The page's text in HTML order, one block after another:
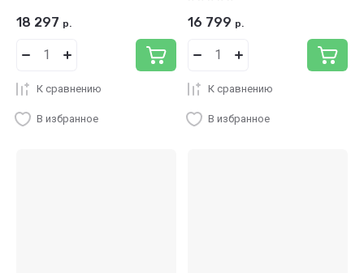
18 297 р.
К сравнению
В избранное
16 799 р.
К сравнению
В избранное